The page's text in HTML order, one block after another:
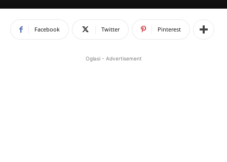
Facebook Twitter Pinterest
Oglasi - Advertisement